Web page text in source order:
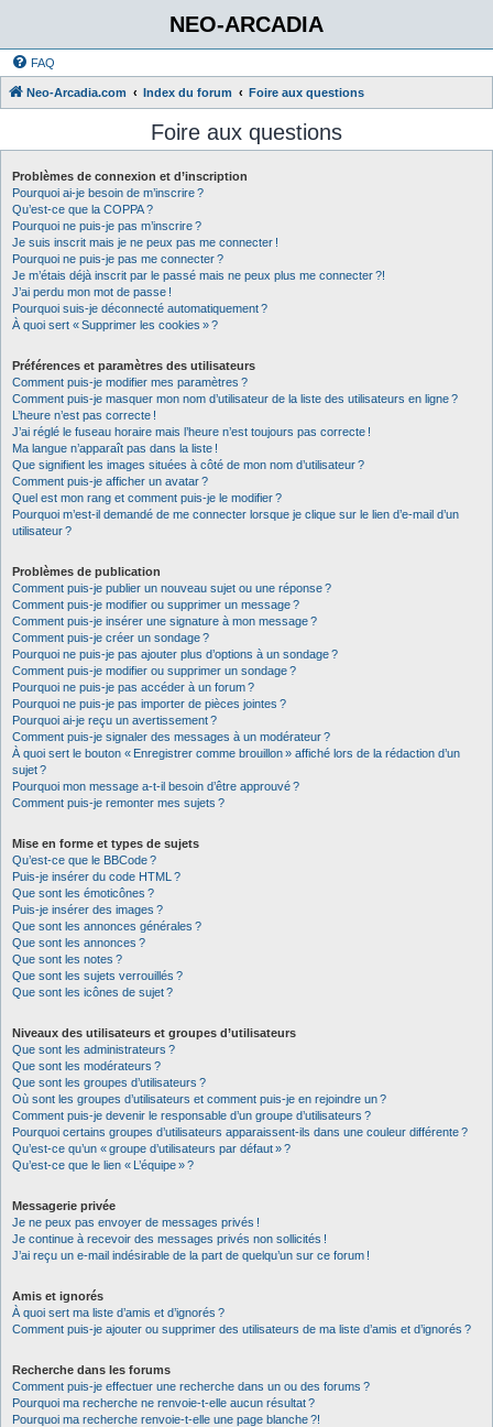
NEO-ARCADIA
FAQ
Neo-Arcadia.com Index du forum Foire aux questions
Foire aux questions
Problèmes de connexion et d’inscription
Pourquoi ai-je besoin de m’inscrire ?
Qu’est-ce que la COPPA ?
Pourquoi ne puis-je pas m’inscrire ?
Je suis inscrit mais je ne peux pas me connecter !
Pourquoi ne puis-je pas me connecter ?
Je m’étais déjà inscrit par le passé mais ne peux plus me connecter ?!
J’ai perdu mon mot de passe !
Pourquoi suis-je déconnecté automatiquement ?
À quoi sert « Supprimer les cookies » ?
Préférences et paramètres des utilisateurs
Comment puis-je modifier mes paramètres ?
Comment puis-je masquer mon nom d’utilisateur de la liste des utilisateurs en ligne ?
L’heure n’est pas correcte !
J’ai réglé le fuseau horaire mais l’heure n’est toujours pas correcte !
Ma langue n’apparaît pas dans la liste !
Que signifient les images situées à côté de mon nom d’utilisateur ?
Comment puis-je afficher un avatar ?
Quel est mon rang et comment puis-je le modifier ?
Pourquoi m’est-il demandé de me connecter lorsque je clique sur le lien d’e-mail d’un
utilisateur ?
Problèmes de publication
Comment puis-je publier un nouveau sujet ou une réponse ?
Comment puis-je modifier ou supprimer un message ?
Comment puis-je insérer une signature à mon message ?
Comment puis-je créer un sondage ?
Pourquoi ne puis-je pas ajouter plus d’options à un sondage ?
Comment puis-je modifier ou supprimer un sondage ?
Pourquoi ne puis-je pas accéder à un forum ?
Pourquoi ne puis-je pas importer de pièces jointes ?
Pourquoi ai-je reçu un avertissement ?
Comment puis-je signaler des messages à un modérateur ?
À quoi sert le bouton « Enregistrer comme brouillon » affiché lors de la rédaction d’un
sujet ?
Pourquoi mon message a-t-il besoin d’être approuvé ?
Comment puis-je remonter mes sujets ?
Mise en forme et types de sujets
Qu’est-ce que le BBCode ?
Puis-je insérer du code HTML ?
Que sont les émoticônes ?
Puis-je insérer des images ?
Que sont les annonces générales ?
Que sont les annonces ?
Que sont les notes ?
Que sont les sujets verrouillés ?
Que sont les icônes de sujet ?
Niveaux des utilisateurs et groupes d’utilisateurs
Que sont les administrateurs ?
Que sont les modérateurs ?
Que sont les groupes d’utilisateurs ?
Où sont les groupes d’utilisateurs et comment puis-je en rejoindre un ?
Comment puis-je devenir le responsable d’un groupe d’utilisateurs ?
Pourquoi certains groupes d’utilisateurs apparaissent-ils dans une couleur différente ?
Qu’est-ce qu’un « groupe d’utilisateurs par défaut » ?
Qu’est-ce que le lien « L’équipe » ?
Messagerie privée
Je ne peux pas envoyer de messages privés !
Je continue à recevoir des messages privés non sollicités !
J’ai reçu un e-mail indésirable de la part de quelqu’un sur ce forum !
Amis et ignorés
À quoi sert ma liste d’amis et d’ignorés ?
Comment puis-je ajouter ou supprimer des utilisateurs de ma liste d’amis et d’ignorés ?
Recherche dans les forums
Comment puis-je effectuer une recherche dans un ou des forums ?
Pourquoi ma recherche ne renvoie-t-elle aucun résultat ?
Pourquoi ma recherche renvoie-t-elle une page blanche ?!